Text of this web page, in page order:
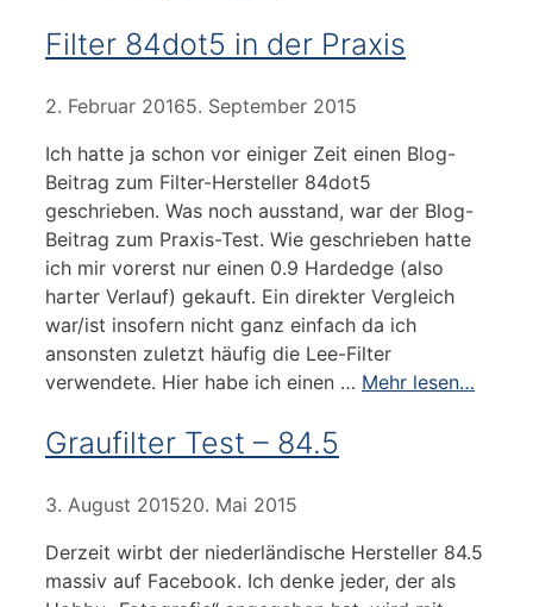
Filter 84dot5 in der Praxis
2. Februar 20165. September 2015
Ich hatte ja schon vor einiger Zeit einen Blog-
Beitrag zum Filter-Hersteller 84dot5
geschrieben. Was noch ausstand, war der Blog-
Beitrag zum Praxis-Test. Wie geschrieben hatte
ich mir vorerst nur einen 0.9 Hardedge (also
harter Verlauf) gekauft. Ein direkter Vergleich
war/ist insofern nicht ganz einfach da ich
ansonsten zuletzt häufig die Lee-Filter
verwendete. Hier habe ich einen … Mehr lesen…
Graufilter Test – 84.5
3. August 201520. Mai 2015
Derzeit wirbt der niederländische Hersteller 84.5
massiv auf Facebook. Ich denke jeder, der als